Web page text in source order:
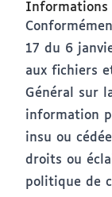
Informations
17 du 6
aux fichiers
Général sur
information
insu ou
droits ou
politique de